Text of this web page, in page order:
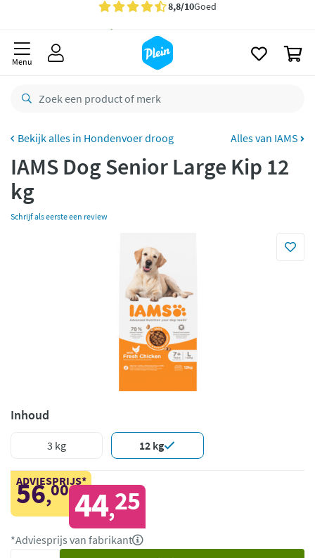
Gratisbezorging vanaf 35,- *
Bestelling uiterlijkmaandag
Gratisretourneren
Betaal met Klarna
Menu
Hondenvoer droog Alles van IAMS
IAMS Dog Senior Large Kip 12
kg
Schrijf als eerste een review
Inhoud
3 kg 12 kg
ADVIESPRIJS*
56,00 44,25
*Adviesprijs van fabrikant